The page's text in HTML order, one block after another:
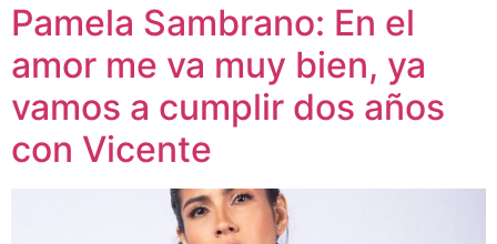
Pamela Sambrano: En el
amor me va muy bien, ya
vamos a cumplir dos años
con Vicente